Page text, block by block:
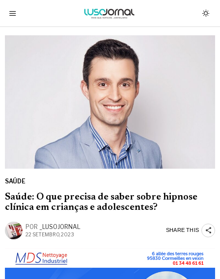
SAÚDE
Saúde: O que precisa de saber sobre hipnose
clínica em crianças e adolescentes?
POR _LUSOJORNAL
22 SETEMBRO, 2023
SHARE THIS